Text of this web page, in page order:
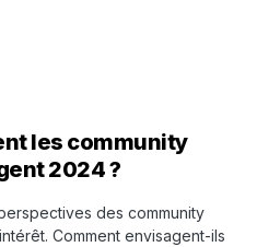
les community
2024 ?
des community
Comment envisagent-ils